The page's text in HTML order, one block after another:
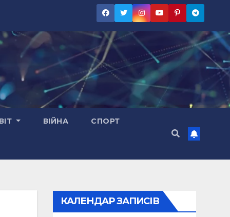
ВІЙНА СПОРТ
КАЛЕНДАР ЗАПИСІВ